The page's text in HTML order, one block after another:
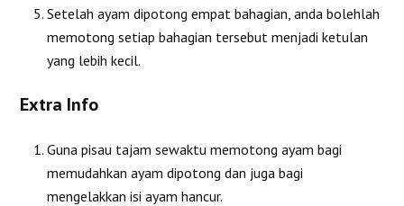
Setelah ayam dipotong empat bahagian, anda bolehlah
memotong setiap bahagian tersebut menjadi ketulan
yang lebih kecil.
Extra Info
Guna pisau tajam sewaktu memotong ayam bagi
memudahkan ayam dipotong dan juga bagi
mengelakkan isi ayam hancur.